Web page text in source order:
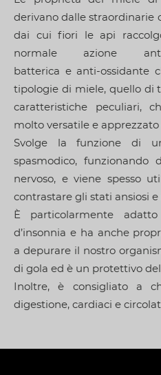
derivano dalle straordinarie
dai cui fiori le api
normale azione
batterica e anti-ossidante
tipologie di miele, quello di
caratteristiche peculiari,
molto versatile e
Svolge la funzione di
spasmodico, funzionando
nervoso, e viene spesso
contrastare gli stati ansiosi
È particolarmente
d’insonnia e ha anche
a depurare il nostro
di gola ed è un protettivo
Inoltre, è consigliato a
digestione, cardiaci e